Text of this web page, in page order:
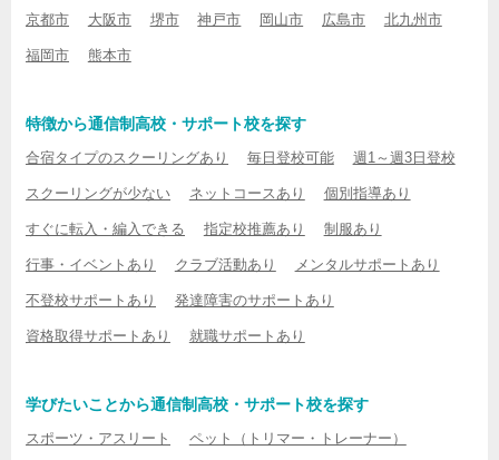
京都市 大阪市 堺市 神戸市 岡山市 広島市 北九州市
福岡市 熊本市
特徴から通信制高校・サポート校を探す
合宿タイプのスクーリングあり 毎日登校可能 週1～週3日登校
スクーリングが少ない ネットコースあり 個別指導あり
すぐに転入・編入できる 指定校推薦あり 制服あり
行事・イベントあり クラブ活動あり メンタルサポートあり
不登校サポートあり 発達障害のサポートあり
資格取得サポートあり 就職サポートあり
学びたいことから通信制高校・サポート校を探す
スポーツ・アスリート ペット（トリマー・トレーナー）